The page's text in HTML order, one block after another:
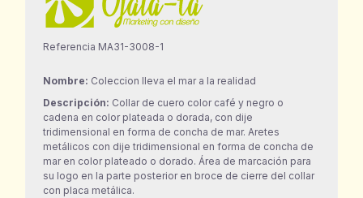
Referencia MA31-3008-1
Nombre: Coleccion lleva el mar a la realidad
Descripción: Collar de cuero color café y negro o
cadena en color plateada o dorada, con dije
tridimensional en forma de concha de mar. Aretes
metálicos con dije tridimensional en forma de concha de
mar en color plateado o dorado. Área de marcación para
su logo en la parte posterior en broce de cierre del collar
con placa metálica.